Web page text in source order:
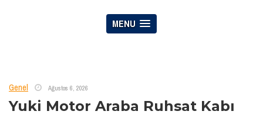
MENU
Genel Ağustos 6, 2026
Yuki Motor Araba Ruhsat Kabı